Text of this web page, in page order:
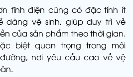
tĩnh điện cũng có đặc tính ít
dàng vệ sinh, giúp duy trì vẻ
của sản phẩm theo thời gian.
biệt quan trọng trong môi
nơi yêu cầu cao về vệ